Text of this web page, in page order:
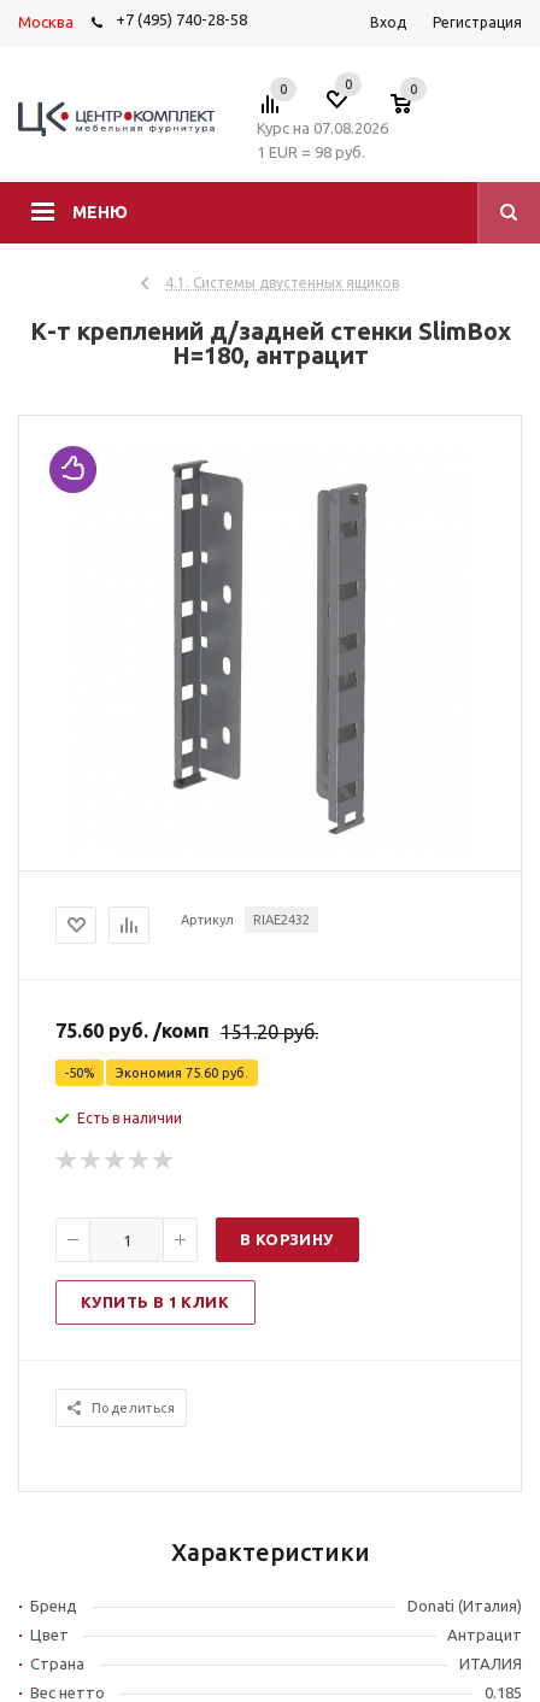
Москва +7 (495) 740-28-58 Вход Регистрация
МЕНЮ
0 0 0
Курс на 07.08.2026
1 EUR = 98 руб.
4.1. Системы двустенных ящиков
К-т креплений д/задней стенки SlimBox
H=180, антрацит
Артикул RIAE2432
75.60 руб. /комп 151.20руб.
-50% Экономия 75.60 руб.
Есть в наличии
В КОРЗИНУ
КУПИТЬ В 1 КЛИК
Поделиться
Характеристики
Бренд
Donati (Италия)
Цвет
Антрацит
Страна
ИТАЛИЯ
Вес нетто
0.185